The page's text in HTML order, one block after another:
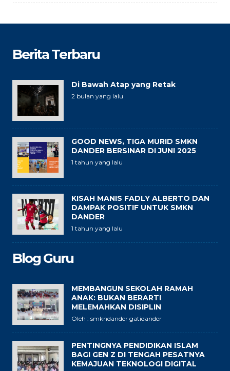
Berita Terbaru
Di Bawah Atap yang Retak
2 bulan yang lalu
GOOD NEWS, TIGA MURID SMKN
DANDER BERSINAR DI JUNI 2025
1 tahun yang lalu
KISAH MANIS FADLY ALBERTO DAN
DAMPAK POSITIF UNTUK SMKN
DANDER
1 tahun yang lalu
Blog Guru
MEMBANGUN SEKOLAH RAMAH
ANAK: BUKAN BERARTI
MELEMAHKAN DISIPLIN
Oleh : smkndander gatidander
PENTINGNYA PENDIDIKAN ISLAM
BAGI GEN Z DI TENGAH PESATNYA
KEMAJUAN TEKNOLOGI DIGITAL